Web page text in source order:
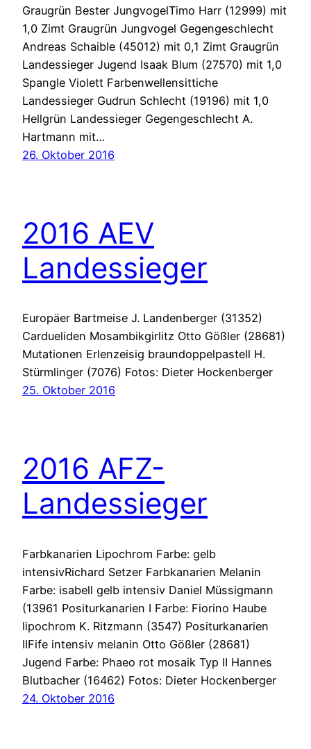
Graugrün Bester JungvogelTimo Harr (12999) mit
1,0 Zimt Graugrün Jungvogel Gegengeschlecht
Andreas Schaible (45012) mit 0,1 Zimt Graugrün
Landessieger Jugend Isaak Blum (27570) mit 1,0
Spangle Violett Farbenwellensittiche
Landessieger Gudrun Schlecht (19196) mit 1,0
Hellgrün Landessieger Gegengeschlecht A.
Hartmann mit…
26. Oktober 2016
2016 AEV
Landessieger
Europäer Bartmeise J. Landenberger (31352)
Cardueliden Mosambikgirlitz Otto Gößler (28681)
Mutationen Erlenzeisig braundoppelpastell H.
Stürmlinger (7076) Fotos: Dieter Hockenberger
25. Oktober 2016
2016 AFZ-
Landessieger
Farbkanarien Lipochrom Farbe: gelb
intensivRichard Setzer Farbkanarien Melanin
Farbe: isabell gelb intensiv Daniel Müssigmann
(13961 Positurkanarien I Farbe: Fiorino Haube
lipochrom K. Ritzmann (3547) Positurkanarien
IIFife intensiv melanin Otto Gößler (28681)
Jugend Farbe: Phaeo rot mosaik Typ II Hannes
Blutbacher (16462) Fotos: Dieter Hockenberger
24. Oktober 2016